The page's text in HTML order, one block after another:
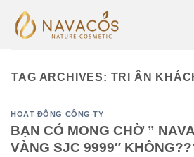
TAG ARCHIVES: TRI ÂN
HOẠT ĐỘNG CÔNG TY
BẠN CÓ MONG CHỜ ”
VÀNG SJC 9999″